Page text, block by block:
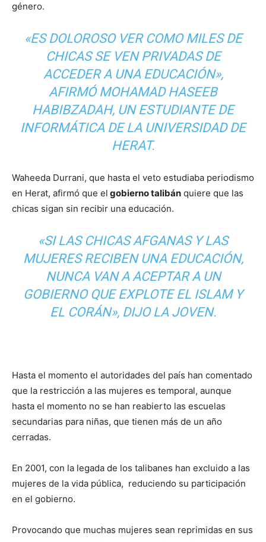
género.
«ES DOLOROSO VER COMO MILES DE
CHICAS SE VEN PRIVADAS DE
ACCEDER A UNA EDUCACIÓN»,
AFIRMÓ MOHAMAD HASEEB
HABIBZADAH, UN ESTUDIANTE DE
INFORMÁTICA DE LA UNIVERSIDAD DE
HERAT.
Waheeda Durrani, que hasta el veto estudiaba periodismo
en Herat, afirmó que el gobierno talibán quiere que las
chicas sigan sin recibir una educación.
«SI LAS CHICAS AFGANAS Y LAS
MUJERES RECIBEN UNA EDUCACIÓN,
NUNCA VAN A ACEPTAR A UN
GOBIERNO QUE EXPLOTE EL ISLAM Y
EL CORÁN», DIJO LA JOVEN.
Hasta el momento el autoridades del país han comentado
que la restricción a las mujeres es temporal, aunque
hasta el momento no se han reabierto las escuelas
secundarias para niñas, que tienen más de un año
cerradas.
En 2001, con la legada de los talibanes han excluido a las
mujeres de la vida pública, reduciendo su participación
en el gobierno.
Provocando que muchas mujeres sean reprimidas en sus